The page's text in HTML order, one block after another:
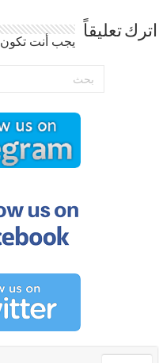
اترك تعليقاً
يجب أنت تكون